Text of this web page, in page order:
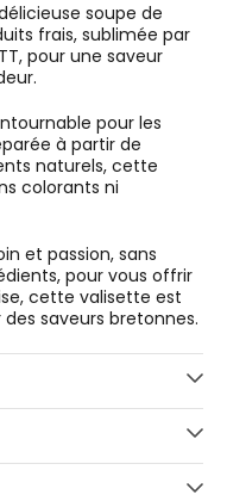
soupe de
frais, sublimée par
pour une saveur
pour les
à partir de
naturels, cette
colorants ni
et passion, sans
pour vous offrir
cette valisette est
saveurs bretonnes.